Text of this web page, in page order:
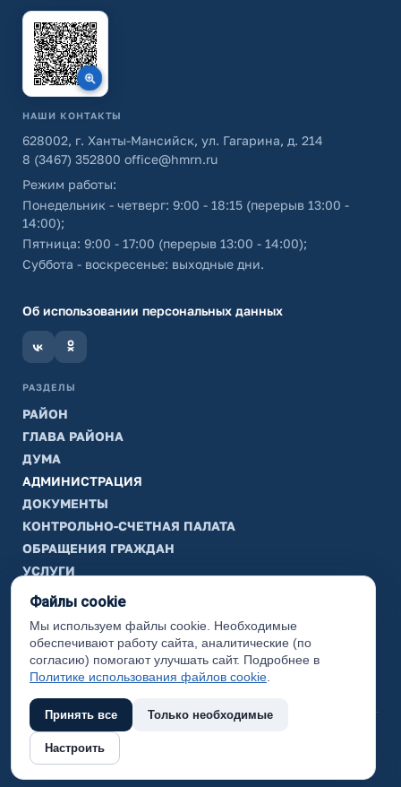
НАШИ КОНТАКТЫ
628002, г. Ханты-Мансийск, ул. Гагарина, д. 214
8 (3467) 352800 office@hmrn.ru
Режим работы:
Понедельник - четверг: 9:00 - 18:15 (перерыв 13:00 -
14:00);
Пятница: 9:00 - 17:00 (перерыв 13:00 - 14:00);
Суббота - воскресенье: выходные дни.
Об использовании персональных данных
РАЗДЕЛЫ
РАЙОН
ГЛАВА РАЙОНА
ДУМА
АДМИНИСТРАЦИЯ
ДОКУМЕНТЫ
КОНТРОЛЬНО-СЧЕТНАЯ ПАЛАТА
ОБРАЩЕНИЯ ГРАЖДАН
УСЛУГИ
ТИК
ИНФОРМАЦИЯ
Законодательная карта
Карта сайта
(с) 2017 Ханты-Мансийский район, официальный сайт
администрации
Файлы cookie
Мы используем файлы cookie. Необходимые
обеспечивают работу сайта, аналитические (по
согласию) помогают улучшать сайт. Подробнее в
Политике использования файлов cookie
Принять все Только необходимые
Настроить